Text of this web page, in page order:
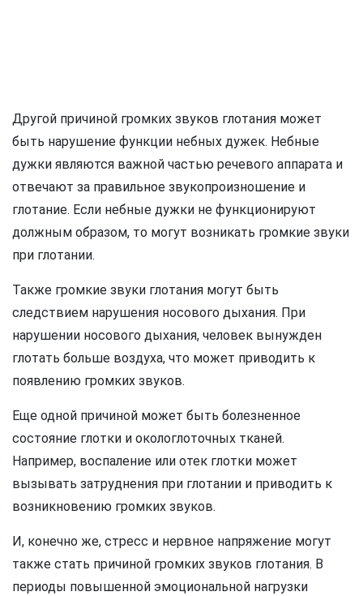
Другой причиной громких звуков глотания может
быть нарушение функции небных дужек. Небные
дужки являются важной частью речевого аппарата и
отвечают за правильное звукопроизношение и
глотание. Если небные дужки не функционируют
должным образом, то могут возникать громкие звуки
при глотании.
Также громкие звуки глотания могут быть
следствием нарушения носового дыхания. При
нарушении носового дыхания, человек вынужден
глотать больше воздуха, что может приводить к
появлению громких звуков.
Еще одной причиной может быть болезненное
состояние глотки и окологлоточных тканей.
Например, воспаление или отек глотки может
вызывать затруднения при глотании и приводить к
возникновению громких звуков.
И, конечно же, стресс и нервное напряжение могут
также стать причиной громких звуков глотания. В
периоды повышенной эмоциональной нагрузки